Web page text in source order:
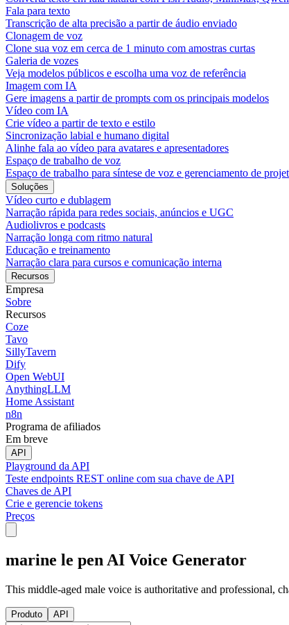
Fala para texto
Transcrição de alta precisão a partir de áudio enviado
Clonagem de voz
Clone sua voz em cerca de 1 minuto com amostras curtas
Galeria de vozes
Veja modelos públicos e escolha uma voz de referência
Imagem com IA
Gere imagens a partir de prompts com os principais modelos
Vídeo com IA
Crie vídeo a partir de texto e estilo
Sincronização labial e humano digital
Alinhe fala ao vídeo para avatares e apresentadores
Espaço de trabalho de voz
Espaço de trabalho para síntese de voz e gerenciamento de
Soluções
Vídeo curto e dublagem
Narração rápida para redes sociais, anúncios e UGC
Audiolivros e podcasts
Narração longa com ritmo natural
Educação e treinamento
Narração clara para cursos e comunicação interna
Recursos
Empresa
Sobre
Recursos
Coze
Tavo
SillyTavern
Dify
Open WebUI
AnythingLLM
Home Assistant
n8n
Programa de afiliados
Em breve
API
Playground da API
Teste endpoints REST online com sua chave de API
Chaves de API
Crie e gerencie tokens
Preços
marine le pen AI Voice Generator
This middle-aged male voice is authoritative and professional,
Produto API